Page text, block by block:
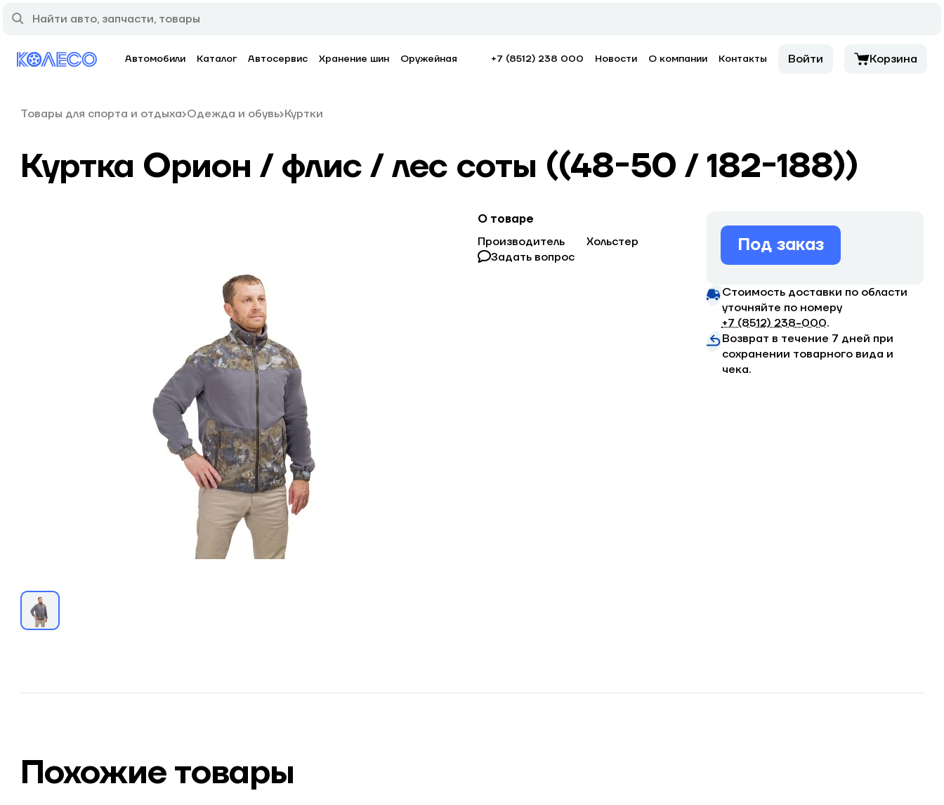
Автомобили Каталог Автосервис Хранение шин Оружейная +7 (8512) 238 000 Новости О компании Контакты Войти Корзина
Товары для спорта и отдыха Одежда и обувь Куртки
Куртка Орион / флис / лес соты ((48-50 / 182-188))
О товаре
Производитель
Хольстер
Задать вопрос
Под заказ
Стоимость доставки по области
уточняйте по номеру
+7 (8512) 238−000.
Возврат в течение 7 дней при
сохранении товарного вида и
чека.
Похожие товары